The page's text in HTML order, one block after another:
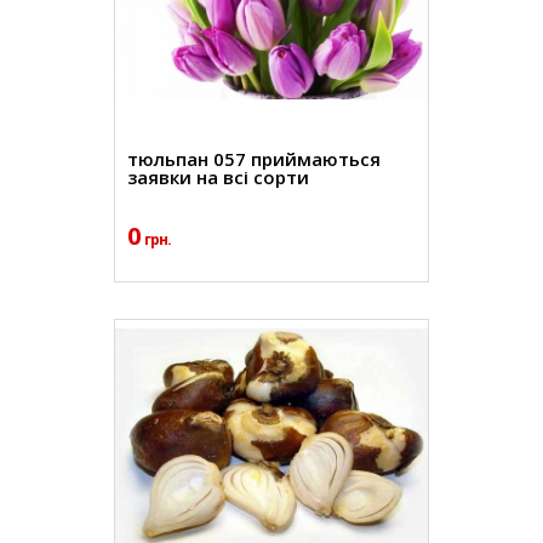
тюльпан 057 приймаються
заявки на всі сорти
0 грн.